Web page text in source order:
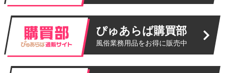
ぴゅあらば購買部
風俗業務用品をお得に販売中